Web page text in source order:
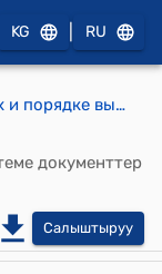
KG RU
ПОЛОЖЕНИЕ об условиях и порядке выплаты индексированных сумм по вкладам населения ( Утверждено постановлением Правительства Кыргызской Республики от 2 декабря 1997 года N 698)
документтер
Салыштыруу